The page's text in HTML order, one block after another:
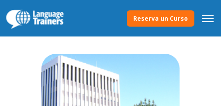
Reserva un Curso